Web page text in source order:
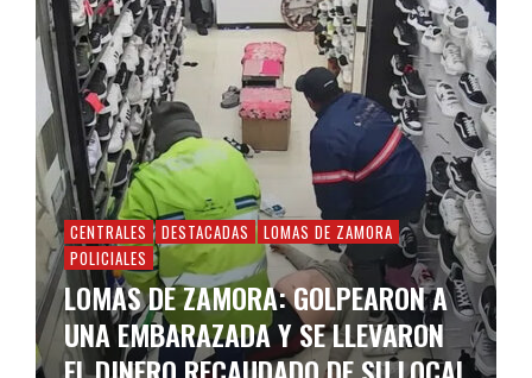
CENTRALES DESTACADAS
LOMAS DE ZAMORA
POLICIALES
LOMAS DE ZAMORA: GOLPEARON A
UNA EMBARAZADA Y SE LLEVARON